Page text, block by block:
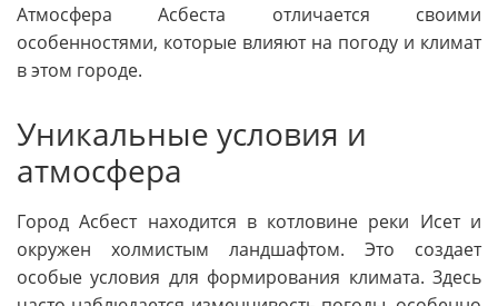
Атмосфера Асбеста отличается своими
особенностями, которые влияют на погоду и климат
в этом городе.
Уникальные условия и
атмосфера
Город Асбест находится в котловине реки Исет и
окружен холмистым ландшафтом. Это создает
особые условия для формирования климата. Здесь